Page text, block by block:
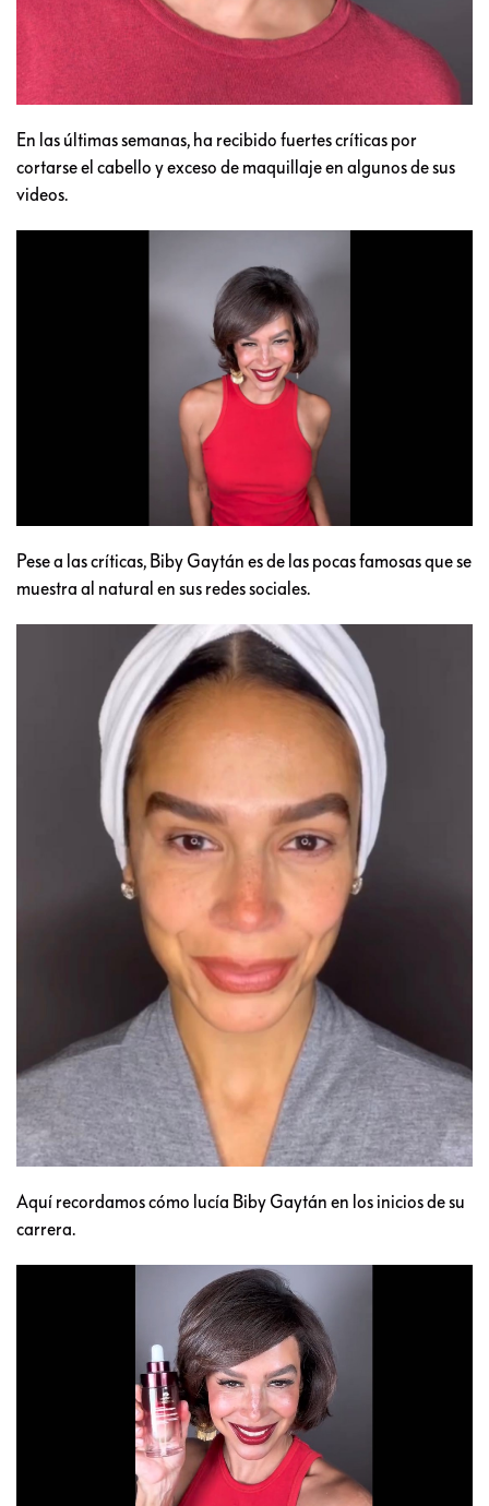
En las últimas semanas, ha recibido fuertes críticas por
cortarse el cabello y exceso de maquillaje en algunos de sus
videos.
Pese a las críticas, Biby Gaytán es de las pocas famosas que se
muestra al natural en sus redes sociales.
Aquí recordamos cómo lucía Biby Gaytán en los inicios de su
carrera.